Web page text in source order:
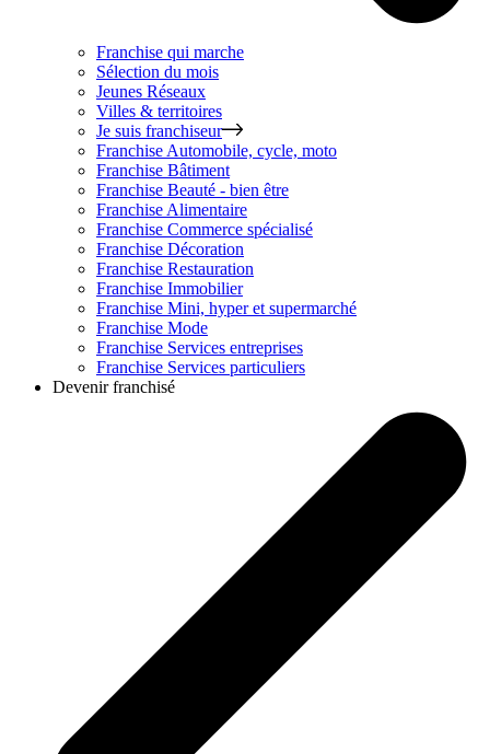
Franchise qui marche
Sélection du mois
Jeunes Réseaux
Villes & territoires
Je suis franchiseur
Franchise Automobile, cycle, moto
Franchise Bâtiment
Franchise Beauté - bien être
Franchise Alimentaire
Franchise Commerce spécialisé
Franchise Décoration
Franchise Restauration
Franchise Immobilier
Franchise Mini, hyper et supermarché
Franchise Mode
Franchise Services entreprises
Franchise Services particuliers
Devenir franchisé